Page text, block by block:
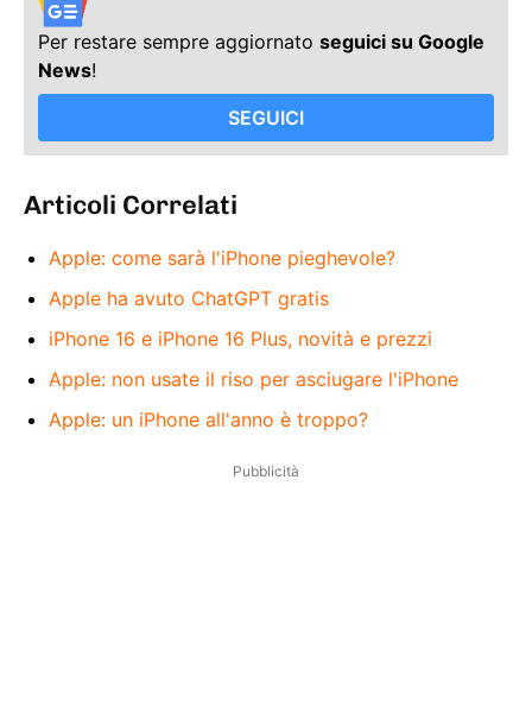
Per restare sempre aggiornato seguici su Google
News!
SEGUICI
Articoli Correlati
Apple: come sarà l'iPhone pieghevole?
Apple ha avuto ChatGPT gratis
iPhone 16 e iPhone 16 Plus, novità e prezzi
Apple: non usate il riso per asciugare l'iPhone
Apple: un iPhone all'anno è troppo?
Pubblicità